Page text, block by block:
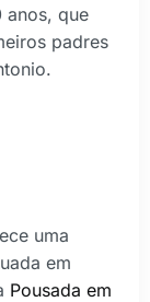
anos, que
padres
uma
em
Pousada em